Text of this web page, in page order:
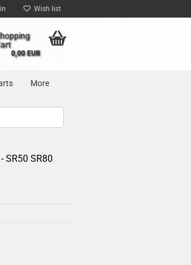
Wish list
0,00 EUR
More
SR50 SR80